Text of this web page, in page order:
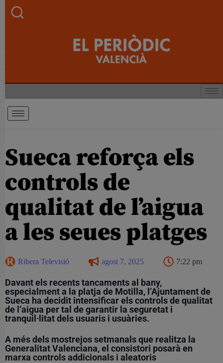
Sueca reforça els
controls de
qualitat de l’aigua
a les seues platges
Ribera Televisió agost 7, 2025 7:22 pm
Davant els recents tancaments al bany,
especialment a la platja de Motilla, l’Ajuntament de
Sueca ha decidit intensificar els controls de qualitat
de l’aigua per tal de garantir la seguretat i
tranquil·litat dels usuaris i usuàries.
A més dels mostrejos setmanals que realitza la
Generalitat Valenciana, el consistori posarà en
marxa controls addicionals i aleatoris